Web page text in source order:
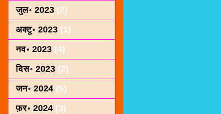
जुल॰ 2023 (2)
अक्टू॰ 2023 (1)
नव॰ 2023 (4)
दिस॰ 2023 (2)
जन॰ 2024 (5)
फ़र॰ 2024 (3)